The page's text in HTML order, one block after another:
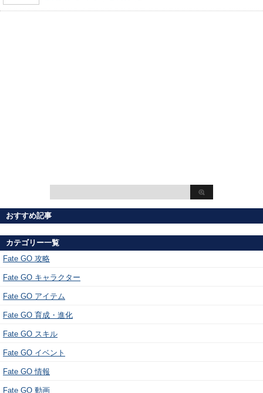
おすすめ記事
カテゴリー一覧
Fate GO 攻略
Fate GO キャラクター
Fate GO アイテム
Fate GO 育成・進化
Fate GO スキル
Fate GO イベント
Fate GO 情報
Fate GO 動画